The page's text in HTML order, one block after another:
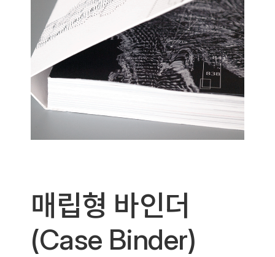
매립형 바인더
(Case Binder)